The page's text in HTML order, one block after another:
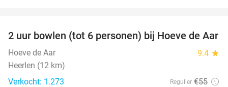
50%
2 uur bowlen (tot 6 personen) bij Hoeve de Aar
Hoeve de Aar 9.4 star
Heerlen (12 km)
Verkocht: 1.273
Regulier €55